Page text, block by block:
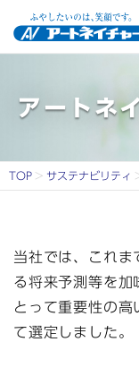
アートネ
アートネ
TOP サステナビリティ
当社では、これま
る将来予測等を加
とって重要性の高
て選定しました。
会社情報
投資家情報
サステナビリテ